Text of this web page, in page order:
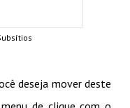
deseja mover deste